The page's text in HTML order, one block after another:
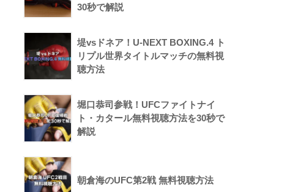
30秒で解説
堤vsドネア！U-NEXT BOXING.4 ト
リプル世界タイトルマッチの無料視
聴方法
堀口恭司参戦！UFCファイトナイ
ト・カタール無料視聴方法を30秒で
解説
朝倉海のUFC第2戦 無料視聴方法